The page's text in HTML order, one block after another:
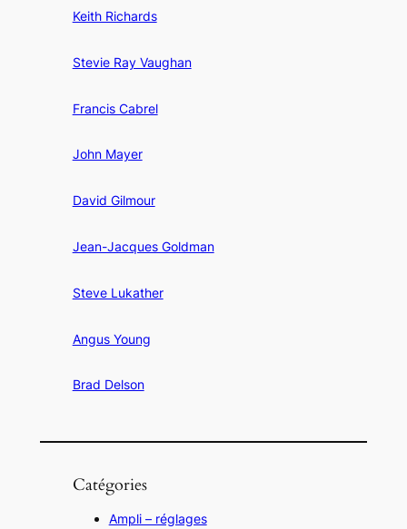
Keith Richards
Stevie Ray Vaughan
Francis Cabrel
John Mayer
David Gilmour
Jean-Jacques Goldman
Steve Lukather
Angus Young
Brad Delson
Catégories
Ampli – réglages